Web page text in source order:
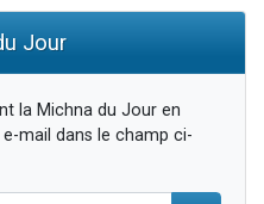
Jour
la Michna du Jour en
mail dans le champ ci-